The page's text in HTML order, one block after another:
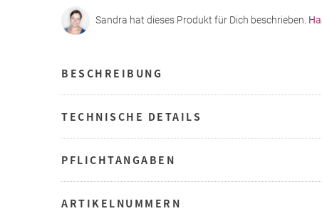
Sandra hat dieses Produkt für Dich beschrieben.
BESCHREIBUNG
TECHNISCHE DETAILS
PFLICHTANGABEN
ARTIKELNUMMERN